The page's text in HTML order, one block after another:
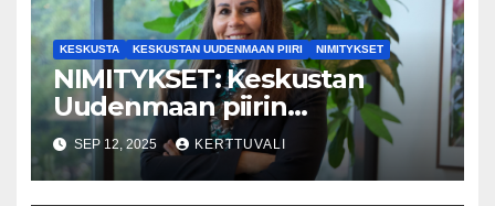
KESKUSTA KESKUSTAN UUDENMAAN PIIRI NIMITYKSET
NIMITYKSET: Keskustan
Uudenmaan piirin
aluekoordinaattorina aloittaa
1.10. alkaen Espoolainen Nina
From.
SEP 12, 2025 KERTTUVALI